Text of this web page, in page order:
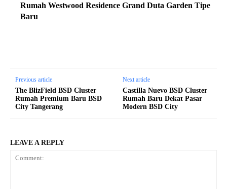
Rumah Westwood Residence Grand Duta Garden Tipe
Baru
Previous article
The BlizField BSD Cluster
Rumah Premium Baru BSD
City Tangerang
Next article
Castilla Nuevo BSD Cluster
Rumah Baru Dekat Pasar
Modern BSD City
LEAVE A REPLY